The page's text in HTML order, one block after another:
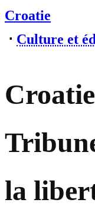
Croatie
⋅ Culture et
la